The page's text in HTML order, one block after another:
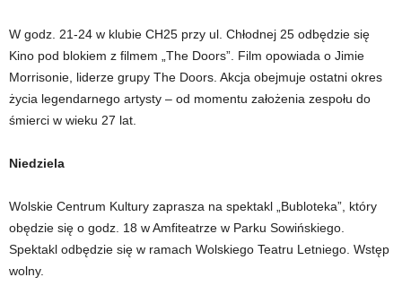
W godz. 21-24 w klubie CH25 przy ul. Chłodnej 25 odbędzie się
Kino pod blokiem z filmem „The Doors”. Film opowiada o Jimie
Morrisonie, liderze grupy The Doors. Akcja obejmuje ostatni okres
życia legendarnego artysty – od momentu założenia zespołu do
śmierci w wieku 27 lat.
Niedziela
Wolskie Centrum Kultury zaprasza na spektakl „Bubloteka”, który
obędzie się o godz. 18 w Amfiteatrze w Parku Sowińskiego.
Spektakl odbędzie się w ramach Wolskiego Teatru Letniego. Wstęp
wolny.